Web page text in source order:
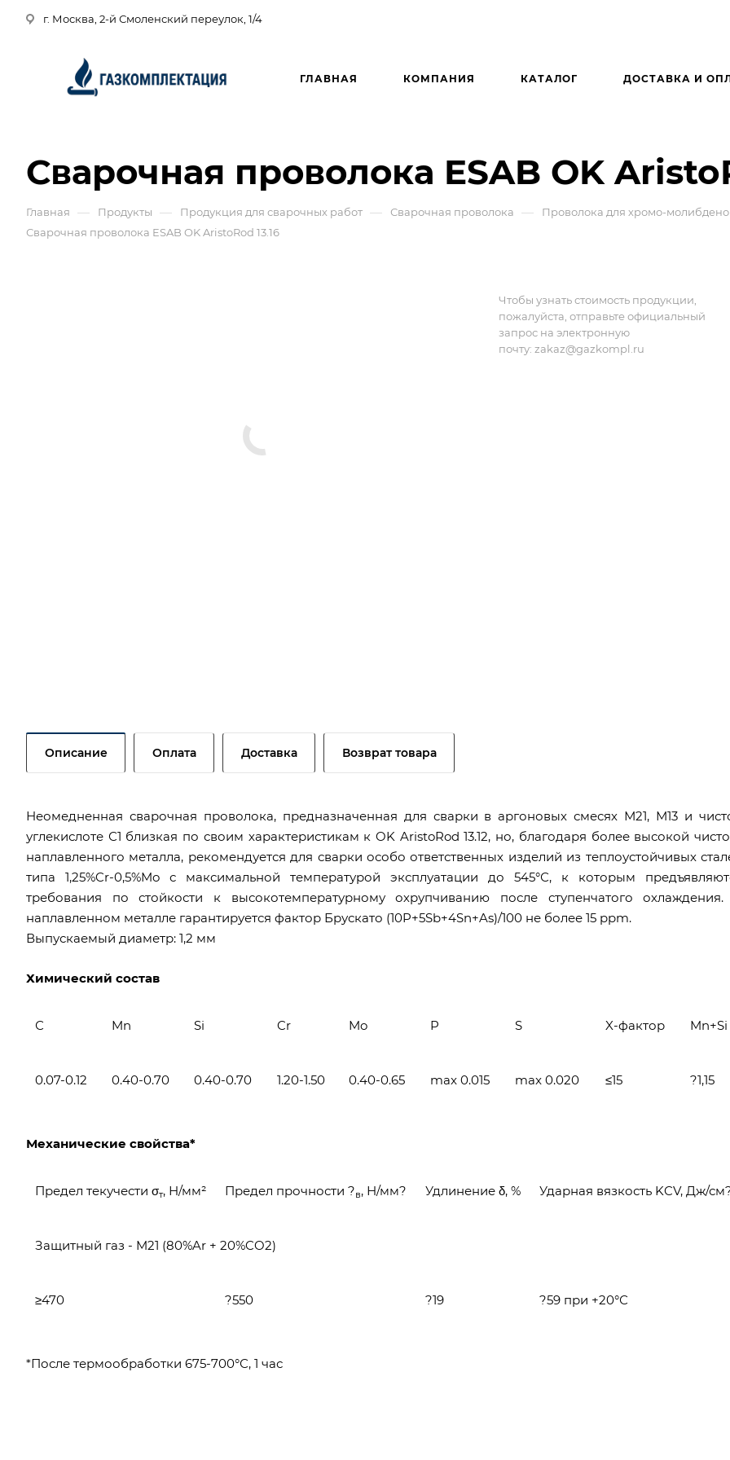
г. Москва, 2-й Смоленский переулок, 1/4
ГЛАВНАЯ КОМПАНИЯ КАТАЛОГ ДОСТАВКА И
Сварочная проволока ESAB OK
Главная — Продукты — Продукция для сварочных работ — Сварочная проволока —
Проволока для хромо-
Сварочная проволока ESAB OK AristoRod 13.16
Чтобы узнать стоимость продукции,
пожалуйста, отправьте официальный
запрос на электронную
почту: zakaz@gazkompl.ru
Описание Оплата Доставка Возврат товара
Неомедненная сварочная проволока, предназначенная для сварки в аргоновых смесях М21, М13 и
углекислоте С1 близкая по своим характеристикам к OK AristoRod 13.12, но, благодаря более высокой
наплавленного металла, рекомендуется для сварки особо ответственных изделий из теплоустойчивых
типа 1,25%Cr-0,5%Mo с максимальной температурой эксплуатации до 545°С, к которым
требования по стойкости к высокотемпературному охрупчиванию после ступенчатого
наплавленном металле гарантируется фактор Брускато (10P+5Sb+4Sn+As)/100 не более 15 ppm.
Выпускаемый диаметр: 1,2 мм
Химический состав
С Mn Si Cr Mo P S X-фактор Mn+Si
0.07-0.12 0.40-0.70 0.40-0.70 1.20-1.50 0.40-0.65 max 0.015 max 0.020 ≤15 ?1,15
Механические свойства*
Предел текучести σт, Н/мм² Предел прочности ?в, Н/мм? Удлинение δ, % Ударная вязкость KCV, Дж/
Защитный газ - M21 (80%Ar + 20%CO2)
≥470 ?550 ?19 ?59 при +20°С
*После термообработки 675-700°С, 1 час